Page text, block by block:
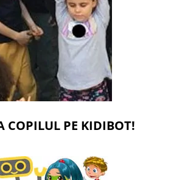
COPILUL PE KIDIBOT!